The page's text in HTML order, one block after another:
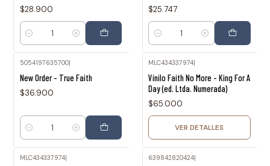
$28.900
Cantidad
$25.747
Cantidad
5054197635700|
New Order - True Faith
$36.900
Cantidad
MLC434337974
Vinilo Faith No More - King For A
Day (ed. Ltda. Numerada)
$65.000
VER DETALLES
MLC434337974| 639842820424|